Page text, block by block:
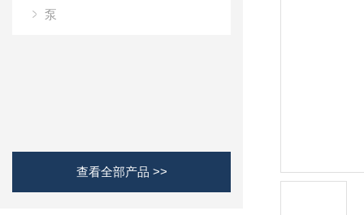
泵
查看全部产品 >>